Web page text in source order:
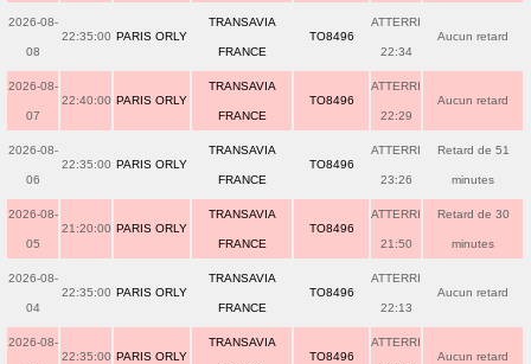
2026-08-
08
22:35:00 PARIS ORLY
TRANSAVIA
FRANCE
TO8496
ATTERRI
22:34
Aucun retard
2026-08-
07
22:40:00 PARIS ORLY
TRANSAVIA
FRANCE
TO8496
ATTERRI
22:29
Aucun retard
2026-08-
06
22:35:00 PARIS ORLY
TRANSAVIA
FRANCE
TO8496
ATTERRI
23:26
Retard de 51
minutes
2026-08-
05
21:20:00 PARIS ORLY
TRANSAVIA
FRANCE
TO8496
ATTERRI
21:50
Retard de 30
minutes
2026-08-
04
22:35:00 PARIS ORLY
TRANSAVIA
FRANCE
TO8496
ATTERRI
22:13
Aucun retard
2026-08-
22:35:00 PARIS ORLY
TRANSAVIA
TO8496
ATTERRI
Aucun retard